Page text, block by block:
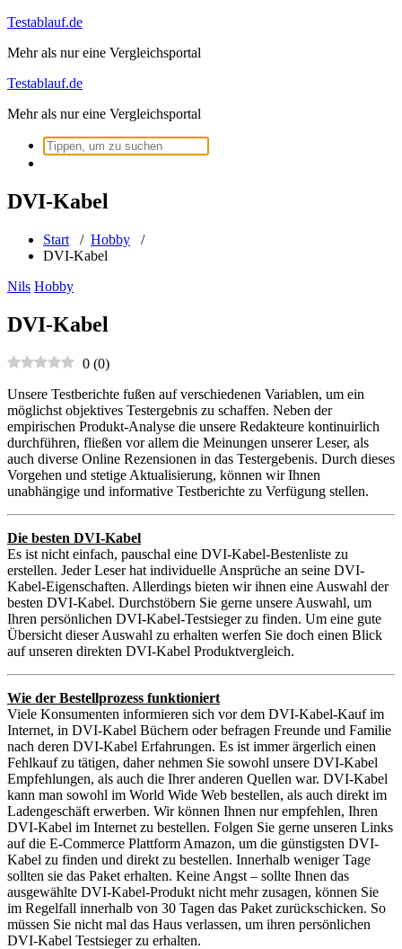
Zum
springen
Testablauf.de
Mehr als nur eine Vergleichsportal
Testablauf.de
Mehr als nur eine Vergleichsportal
Suchen
nach:
DVI-Kabel
Start / Hobby /
DVI-Kabel
Nils Hobby
DVI-Kabel
0 (0)
Unsere Testberichte fußen auf verschiedenen Variablen, um ein
möglichst objektives Testergebnis zu schaffen. Neben der
empirischen Produkt-Analyse die unsere Redakteure kontinuirlich
durchführen, fließen vor allem die Meinungen unserer Leser, als
auch diverse Online Rezensionen in das Testergebenis. Durch dieses
Vorgehen und stetige Aktualisierung, können wir Ihnen
unabhängige und informative Testberichte zu Verfügung stellen.
Die besten DVI-Kabel
Es ist nicht einfach, pauschal eine DVI-Kabel-Bestenliste zu
erstellen. Jeder Leser hat individuelle Ansprüche an seine DVI-
Kabel-Eigenschaften. Allerdings bieten wir ihnen eine Auswahl der
besten DVI-Kabel. Durchstöbern Sie gerne unsere Auswahl, um
Ihren persönlichen DVI-Kabel-Testsieger zu finden. Um eine gute
Übersicht dieser Auswahl zu erhalten werfen Sie doch einen Blick
auf unseren direkten DVI-Kabel Produktvergleich.
Wie der Bestellprozess funktioniert
Viele Konsumenten informieren sich vor dem DVI-Kabel-Kauf im
Internet, in DVI-Kabel Büchern oder befragen Freunde und Familie
nach deren DVI-Kabel Erfahrungen. Es ist immer ärgerlich einen
Fehlkauf zu tätigen, daher nehmen Sie sowohl unsere DVI-Kabel
Empfehlungen, als auch die Ihrer anderen Quellen war. DVI-Kabel
kann man sowohl im World Wide Web bestellen, als auch direkt im
Ladengeschäft erwerben. Wir können Ihnen nur empfehlen, Ihren
DVI-Kabel im Internet zu bestellen. Folgen Sie gerne unseren Links
auf die E-Commerce Plattform Amazon, um die günstigsten DVI-
Kabel zu finden und direkt zu bestellen. Innerhalb weniger Tage
sollten sie das Paket erhalten. Keine Angst – sollte Ihnen das
ausgewählte DVI-Kabel-Produkt nicht mehr zusagen, können Sie
im Regelfall innerhalb von 30 Tagen das Paket zurückschicken. So
müssen Sie nicht mal das Haus verlassen, um ihren persönlichen
DVI-Kabel Testsieger zu erhalten.